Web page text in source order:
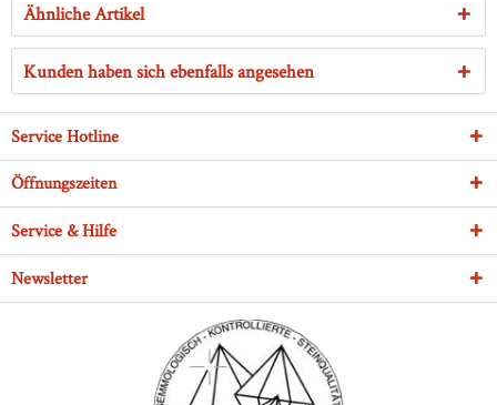
Ähnliche Artikel
Kunden haben sich ebenfalls angesehen
Service Hotline
Öffnungszeiten
Service & Hilfe
Newsletter